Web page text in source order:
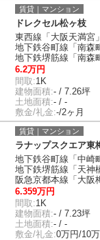
賃貸｜マンション
ドレクセル松ヶ枝
東西線「大阪天満宮
地下鉄谷町線「南森
地下鉄堺筋線「南森
6.2万円
間取:1K
建物面積:- / 7.26坪
土地面積:- / -
敷金/礼金:-/2ヶ月
賃貸｜マンション
ラナップスクエア東
地下鉄谷町線「中崎
地下鉄堺筋線「天神
阪急京都本線「大阪
6.359万円
間取:1K
建物面積:- / 7.23坪
土地面積:- / -
敷金/礼金:0万円/10